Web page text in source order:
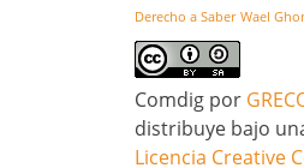
Derecho a Saber Wael
Comdig por
distribuye bajo
Licencia Creative